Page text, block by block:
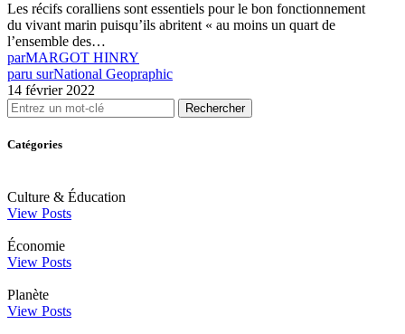
Les récifs coralliens sont essentiels pour le bon fonctionnement
du vivant marin puisqu’ils abritent « au moins un quart de
l’ensemble des…
parMARGOT HINRY
paru surNational Geopraphic
14 février 2022
Rechercher
Catégories
Culture & Éducation
View Posts
Économie
View Posts
Planète
View Posts